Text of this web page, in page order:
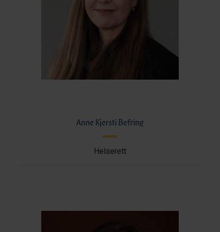
Anne Kjersti Befring
Helserett